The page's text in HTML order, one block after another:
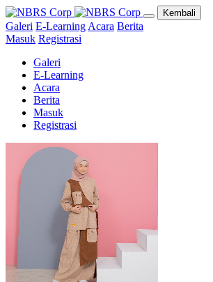
Kembali
Galeri E-Learning Acara Berita
Masuk Registrasi
Galeri
E-Learning
Acara
Berita
Masuk
Registrasi